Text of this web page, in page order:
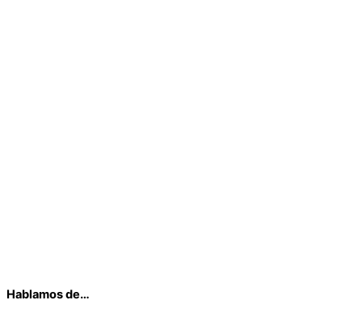
Hablamos de…